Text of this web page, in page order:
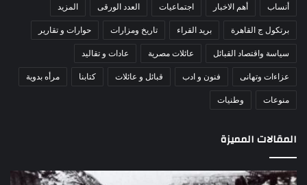
أنساب أهم الاخبار اجتماعيات العدد الورقى المزيد
برتكول ج القاهرة بريد القراء تاريخ ومزارات حوارات و تقارير
سياسة واقتصاد القبائل عائلات مصرية عادات و تقاليد
عزاءات وتهانى فنون و ادب قبائل و عائلات كتابنا مرأه بدوية
منوعات وطنيات
المقالات المميزة
اللواء